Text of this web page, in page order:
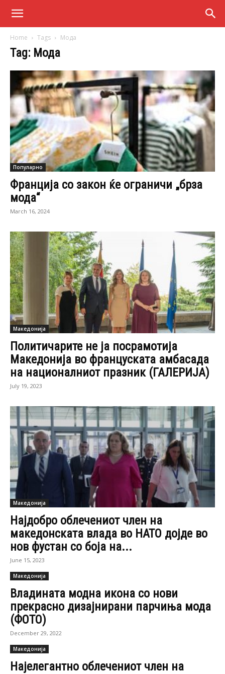
Home Tags Мода
Tag: Мода
Популарно
Франција со закон ќе ограничи „брза
мода“
March 16, 2024
Македонија
Политичарите не ја посрамотија
Македонија во француската амбасада
на националниот празник (ГАЛЕРИЈА)
July 19, 2023
Македонија
Најдобро облечениот член на
македонската влада во НАТО дојде во
нов фустан со боја на...
June 15, 2023
Македонија
Владината модна икона со нови
прекрасно дизајнирани парчиња мода
(ФОТО)
December 29, 2022
Македонија
Најелегантно облечениот член на